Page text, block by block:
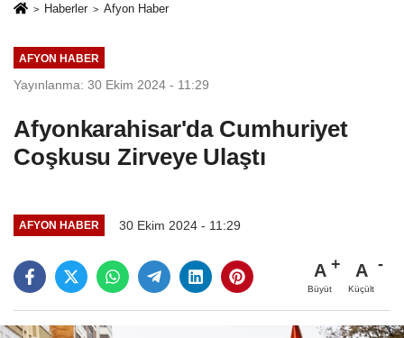
Haberler Afyon Haber
AFYON HABER
Yayınlanma: 30 Ekim 2024 - 11:29
Afyonkarahisar'da Cumhuriyet
Coşkusu Zirveye Ulaştı
AFYON HABER 30 Ekim 2024 - 11:29
A
Büyüt
A
Küçült